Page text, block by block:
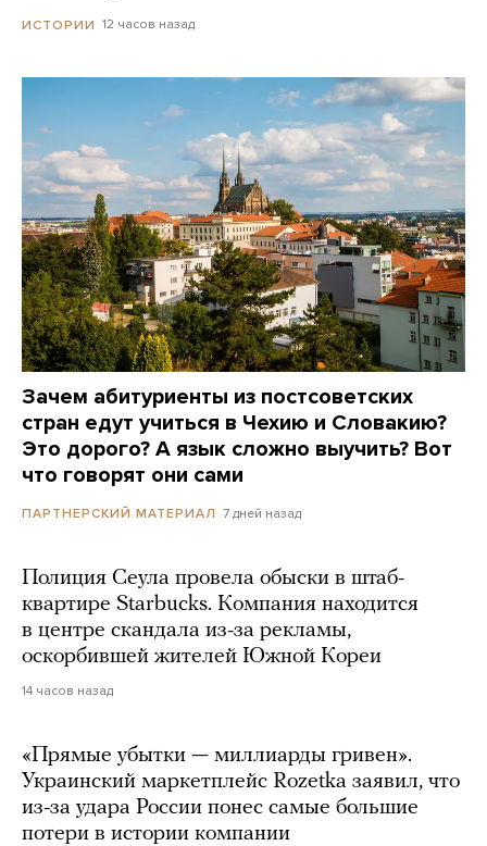
ИСТОРИИ 12 часов назад
Зачем абитуриенты из постсоветских
стран едут учиться в Чехию и Словакию?
Это дорого? А язык сложно выучить? Вот
что говорят они сами
ПАРТНЕРСКИЙ МАТЕРИАЛ 7 дней назад
Полиция Сеула провела обыски в штаб-
квартире Starbucks. Компания находится
в центре скандала из-за рекламы,
оскорбившей жителей Южной Кореи
14 часов назад
«Прямые убытки — миллиарды гривен».
Украинский маркетплейс Rozetka заявил, что
из-за удара России понес самые большие
потери в истории компании